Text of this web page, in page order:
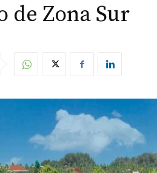
de Zona Sur